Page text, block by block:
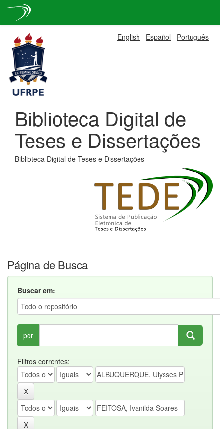
navigation
English Español Português
Biblioteca Digital de
Teses e Dissertações
Biblioteca Digital de Teses e Dissertações
Página de Busca
Buscar em:
por
Filtros correntes: